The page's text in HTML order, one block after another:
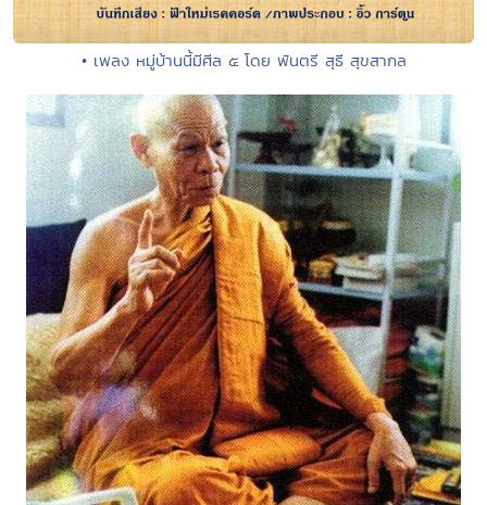
• เพลง หมู่บ้านนี้มีศีล ๕ โดย พันตรี สุธี สุขสากล